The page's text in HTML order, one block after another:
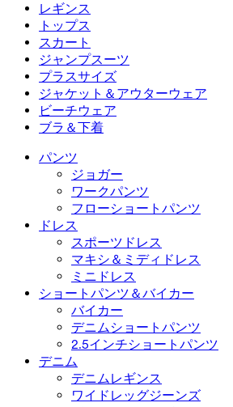
ミニドレス
デニムショートパンツ
2.5インチショートパンツ
デニムレギンス
ワイドレッグジーンズ
デニムショートパンツ
デニムスカート
レギンス
レギンス
デニムレギンス
ヒップアップレギンス
ヨガレギンス
トップス
トップス
スポーツブラ
Tシャツ
スカート
スカート
アクティブスカート
ミニスカート
マキシ＆ミディスカート
ジャンプスーツ
ジャンプスーツ
オーバーオール
ロンパース
プラスサイズ
プラスサイズ
プラスサイズボトムス
プラスサイズトップス
プラスサイズドレス
ジャケット＆アウターウェア
ジャケット＆アウターウェア
ジャケット＆アウターウェア
アウターウェア
ビーチウェア
ビーチウェア
水着トップス
水着ボトムス
水着セット
ブラ＆下着
ブラ＆下着
ブラ
下着
パンツ
ジョガー
ワークパンツ
フローショートパンツ
ドレス
スポーツドレス
マキシ＆ミディドレス
ミニドレス
ショートパンツ＆バイカー
バイカー
デニムショートパンツ
2.5インチショートパンツ
デニム
デニムレギンス
ワイドレッグジーンズ